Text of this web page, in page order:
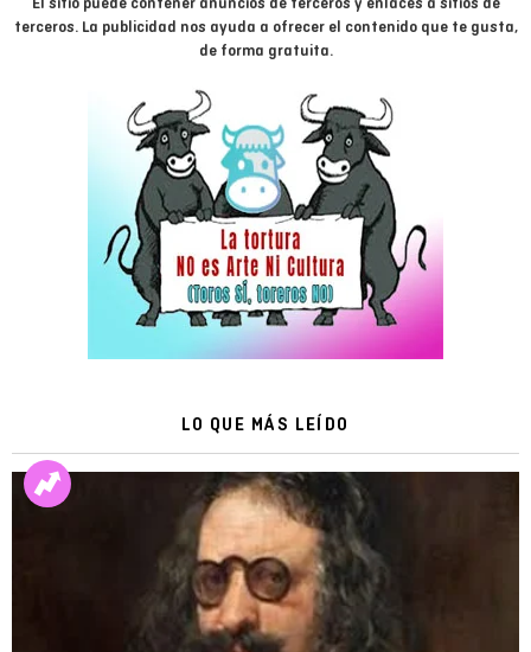
terceros. La publicidad nos ayuda a ofrecer el contenido que te gusta,
de forma gratuita.
LO QUE MÁS LEÍDO